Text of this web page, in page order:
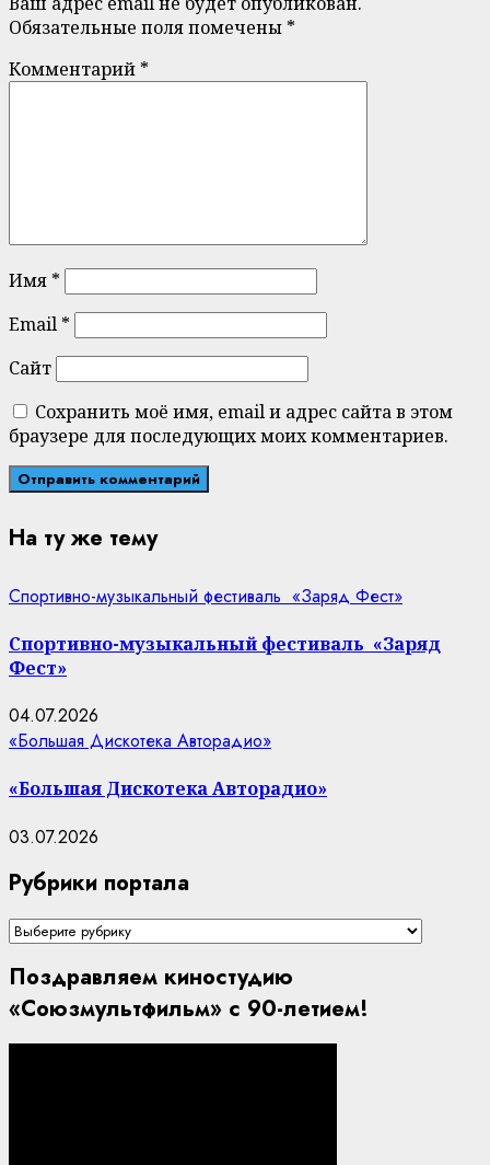
Обязательные поля помечены *
Комментарий *
Имя *
Email *
Сайт
Сохранить моё имя, email и адрес сайта в этом
браузере для последующих моих комментариев.
На ту же тему
Спортивно-музыкальный фестиваль «Заряд Фест»
Спортивно-музыкальный фестиваль «Заряд
Фест»
04.07.2026
«Большая Дискотека Авторадио»
«Большая Дискотека Авторадио»
03.07.2026
Рубрики портала
Рубрики
Поздравляем киностудию
«Союзмультфильм» с 90-летием!